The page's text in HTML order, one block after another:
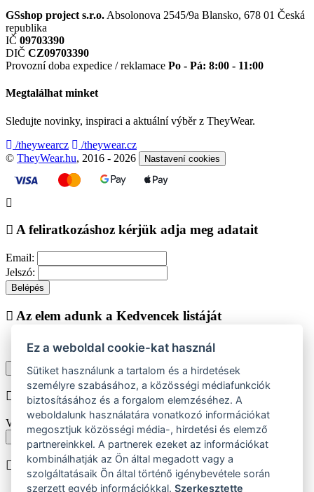
GSshop project s.r.o. Absolonova 2545/9a Blansko, 678 01 Česká
republika
IČ 09703390
DIČ CZ09703390
Provozní doba expedice / reklamace Po - Pá: 8:00 - 11:00
Megtalálhat minket
Sledujte novinky, inspiraci a aktuální výběr z TheyWear.
/theywearcz
/theywear.cz
© TheyWear.hu, 2016 - 2026 Nastavení cookies
A feliratkozáshoz kérjük adja meg adatait
Email:
Jelszó:
Belépés
Az elem adunk a Kedvencek listáját
Vásárlás folytatása Megjelenítése kedvencek listájához
Chyba při vkládání do košíku
Vyberte prosím velikost produktu
Vissza a méretekhez
A terméket beiktatjuk helyezése
Ez a weboldal cookie-kat használ
Sütiket használunk a tartalom és a hirdetések
személyre szabásához, a közösségi médiafunkciók
biztosításához és a forgalom elemzéséhez. A
weboldalunk használatára vonatkozó információkat
megosztjuk közösségi média-, hirdetési és elemző
partnereinkkel. A partnerek ezeket az információkat
kombinálhatják az Ön által megadott vagy a
szolgáltatásaik Ön által történő igénybevétele során
szerzett egyéb információkkal.Szerkesztette